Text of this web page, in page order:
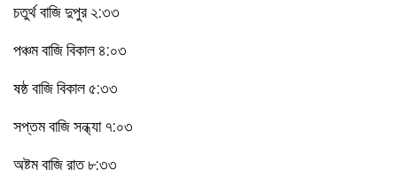
চতুর্থ বাজি দুপুর ২:৩৩
পঞ্চম বাজি বিকাল ৪:০৩
ষষ্ঠ বাজি বিকাল ৫:৩৩
সপ্তম বাজি সন্ধ্যা ৭:০৩
অষ্টম বাজি রাত ৮:৩৩